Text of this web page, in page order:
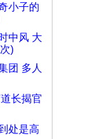
小子的
中风 大
次)
团 多人
长揭官
处是高